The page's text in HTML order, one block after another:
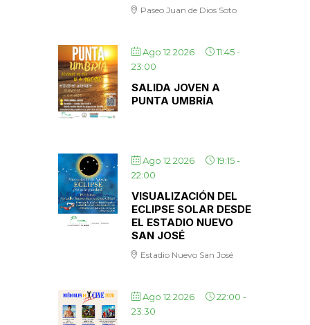
Paseo Juan de Dios Soto
Ago 12 2026 11:45-
23:00
SALIDA JOVEN A
PUNTA UMBRÍA
Ago 12 2026 19:15-
22:00
VISUALIZACIÓN DEL
ECLIPSE SOLAR DESDE
EL ESTADIO NUEVO
SAN JOSÉ
Estadio Nuevo San José
Ago 12 2026 22:00 -
23:30